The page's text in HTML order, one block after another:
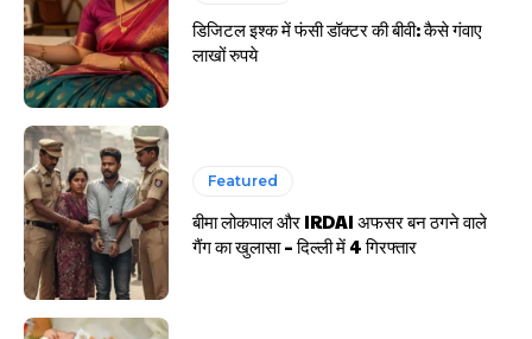
डिजिटल इश्क में फंसी डॉक्टर की बीवी: कैसे गंवाए
लाखों रुपये
Featured
बीमा लोकपाल और IRDAI अफसर बन ठगने वाले
गैंग का खुलासा – दिल्ली में 4 गिरफ्तार